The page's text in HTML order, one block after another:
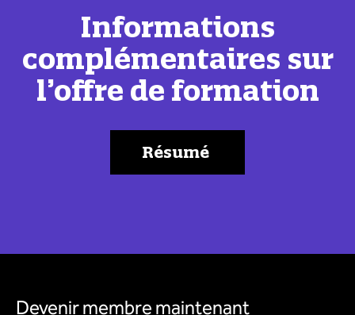
Informations
complémentaires sur
l’offre de formation
Résumé
Devenir membre maintenant